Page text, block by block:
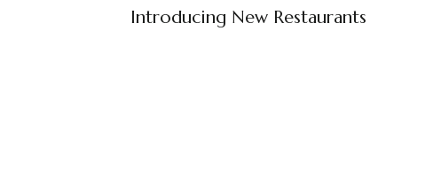
Introducing New Restaurants